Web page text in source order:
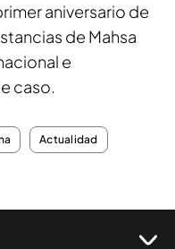
aniversario de
de Mahsa
e
caso.
Actualidad